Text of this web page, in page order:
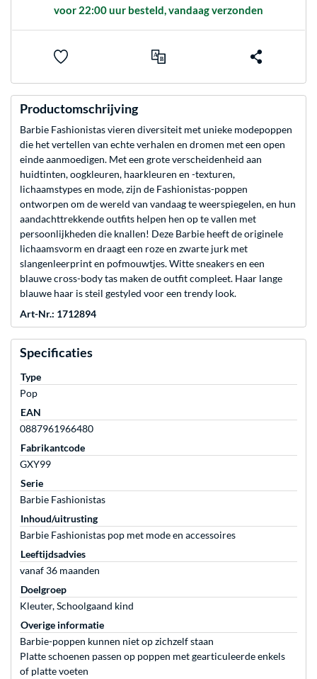
voor 22:00 uur besteld, vandaag verzonden
Productomschrijving
Barbie Fashionistas vieren diversiteit met unieke modepoppen
die het vertellen van echte verhalen en dromen met een open
einde aanmoedigen. Met een grote verscheidenheid aan
huidtinten, oogkleuren, haarkleuren en -texturen,
lichaamstypes en mode, zijn de Fashionistas-poppen
ontworpen om de wereld van vandaag te weerspiegelen, en hun
aandachttrekkende outfits helpen hen op te vallen met
persoonlijkheden die knallen! Deze Barbie heeft de originele
lichaamsvorm en draagt een roze en zwarte jurk met
slangenleerprint en pofmouwtjes. Witte sneakers en een
blauwe cross-body tas maken de outfit compleet. Haar lange
blauwe haar is steil gestyled voor een trendy look.
Art-Nr.: 1712894
Specificaties
Type
Pop
EAN
0887961966480
Fabrikantcode
GXY99
Serie
Barbie Fashionistas
Inhoud/uitrusting
Barbie Fashionistas pop met mode en accessoires
Leeftijdsadvies
vanaf 36 maanden
Doelgroep
Kleuter, Schoolgaand kind
Overige informatie
Barbie-poppen kunnen niet op zichzelf staan
Platte schoenen passen op poppen met gearticuleerde enkels
of platte voeten